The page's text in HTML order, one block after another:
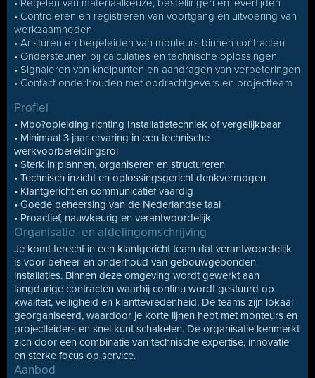
• Regelen van materiaalkeuze, bestellingen en levertijden
• Controleren en registreren van voortgang en uitvoering van
werkzaamheden
• Ansturen en begeleiden van monteurs binnen contracten
• Ondersteunen bij calculaties en technische oplossingen
• Signaleren van knelpunten en aandragen van verbeteringen
• Contact onderhouden met opdrachtgevers en projectteam
Profiel
• Mbo?opleiding richting Installatietechniek of vergelijkbaar
• Minimaal 3 jaar ervaring in een technische
werkvoorbereidingsrol
• Sterk in plannen, organiseren en structureren
• Technisch inzicht en oplossingsgericht denkvermogen
• Klantgericht en communicatief vaardig
• Goede beheersing van de Nederlandse taal
• Proactief, nauwkeurig en verantwoordelijk
Organisatie- en afdelingomschrijving
Je komt terecht in een klantgericht team dat verantwoordelijk
is voor beheer en onderhoud van gebouwgebonden
installaties. Binnen deze omgeving wordt gewerkt aan
langdurige contracten waarbij continu wordt gestuurd op
kwaliteit, veiligheid en klanttevredenheid. De teams zijn lokaal
georganiseerd, waardoor je korte lijnen hebt met monteurs en
projectleiders en snel kunt schakelen. De organisatie kenmerkt
zich door een combinatie van technische expertise, innovatie
en sterke focus op service.
Aanbod